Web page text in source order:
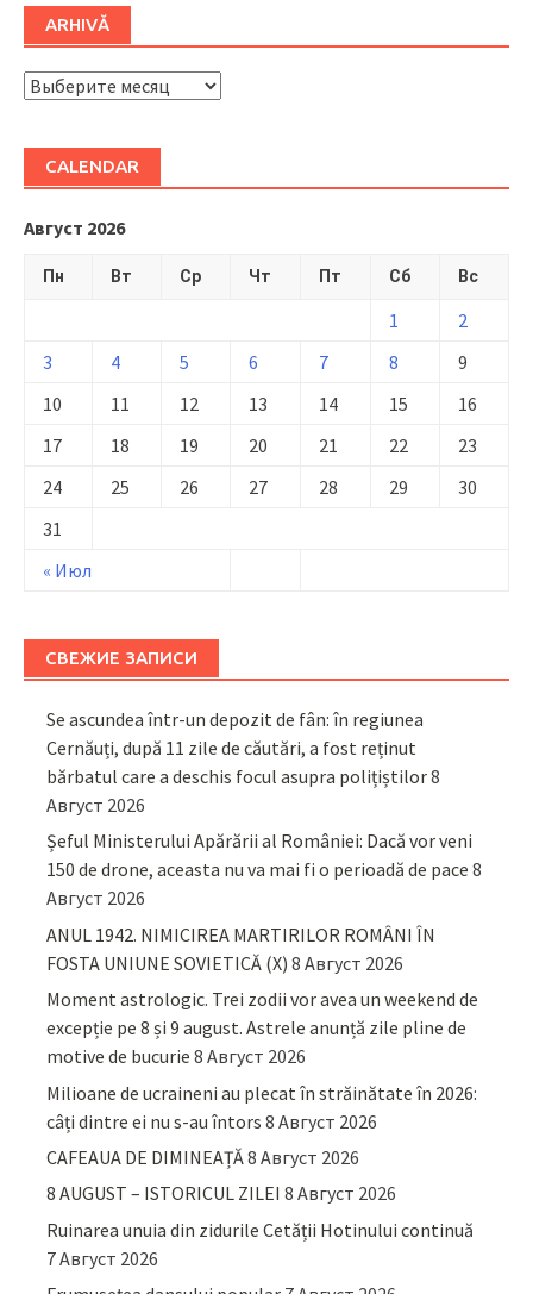
ARHIVĂ
ARHIVĂ
CALENDAR
Август 2026
Пн Вт Ср Чт Пт Сб Вс
« Июл
1
2
3
4 5 6 7 8
9
10
11 12 13 14 15
16
17
18 19 20 21 22
23
24
25 26 27 28 29
30
31
СВЕЖИЕ ЗАПИСИ
Se ascundea într-un depozit de fân: în regiunea
Cernăuți, după 11 zile de căutări, a fost reținut
bărbatul care a deschis focul asupra polițiștilor8
Август 2026
Șeful Ministerului Apărării al României: Dacă vor veni
150 de drone, aceasta nu va mai fi o perioadă de pace 8
Август 2026
ANUL 1942. NIMICIREA MARTIRILOR ROMÂNI ÎN
FOSTA UNIUNE SOVIETICĂ (X) 8 Август 2026
Moment astrologic. Trei zodii vor avea un weekend de
excepție pe 8 și 9 august. Astrele anunță zile pline de
motive de bucurie 8 Август 2026
Milioane de ucraineni au plecat în străinătate în 2026:
câți dintre ei nu s-au întors 8 Август 2026
CAFEAUA DE DIMINEAȚĂ8 Август 2026
8 AUGUST – ISTORICUL ZILEI 8 Август 2026
Ruinarea unuia din zidurile Cetății Hotinului continuă
7 Август 2026